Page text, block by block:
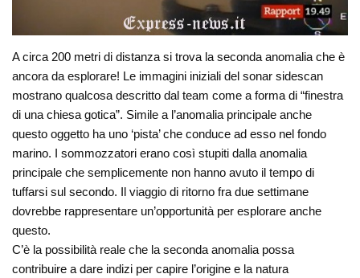
A circa 200 metri di distanza si trova la seconda anomalia che è
ancora da esplorare! Le immagini iniziali del sonar sidescan
mostrano qualcosa descritto dal team come a forma di “finestra
di una chiesa gotica”. Simile a l’anomalia principale anche
questo oggetto ha uno ‘pista’ che conduce ad esso nel fondo
marino. I sommozzatori erano così stupiti dalla anomalia
principale che semplicemente non hanno avuto il tempo di
tuffarsi sul secondo. Il viaggio di ritorno fra due settimane
dovrebbe rappresentare un’opportunità per esplorare anche
questo.
C’è la possibilità reale che la seconda anomalia possa
contribuire a dare indizi per capire l’origine e la natura